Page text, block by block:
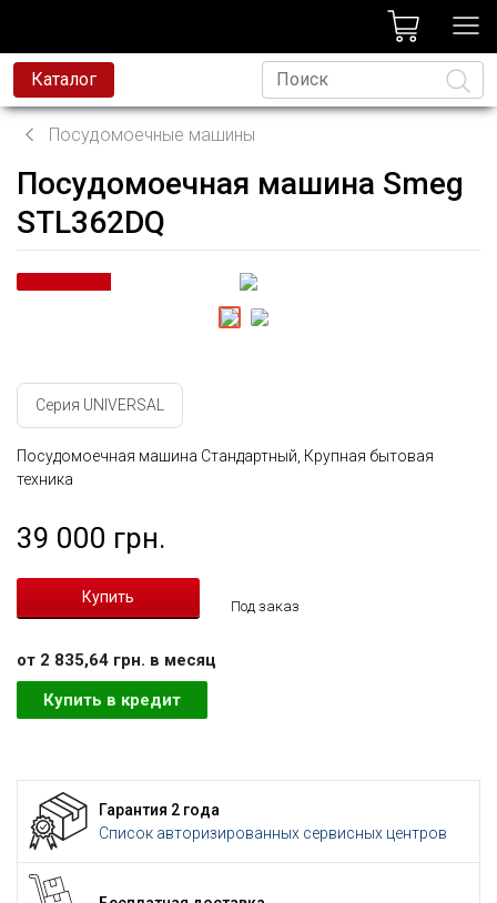
Каталог
Язык
Посудомоечные машины
Посудомоечная машина Smeg
STL362DQ
Серия UNIVERSAL
Посудомоечная машина Стандартный, Крупная бытовая
техника
39 000 грн.
Под заказ
от 2 835,64 грн. в месяц
Купить в кредит
Гарантия 2 года
Список авторизированных сервисных центров